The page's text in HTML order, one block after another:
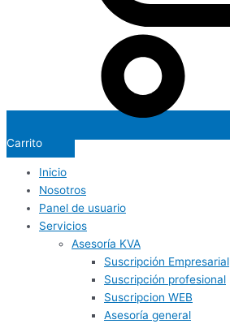
Carrito
Inicio
Nosotros
Panel de usuario
Servicios
Asesoría KVA
Suscripción Empresarial
Suscripción profesional
Suscripcion WEB
Asesoría general